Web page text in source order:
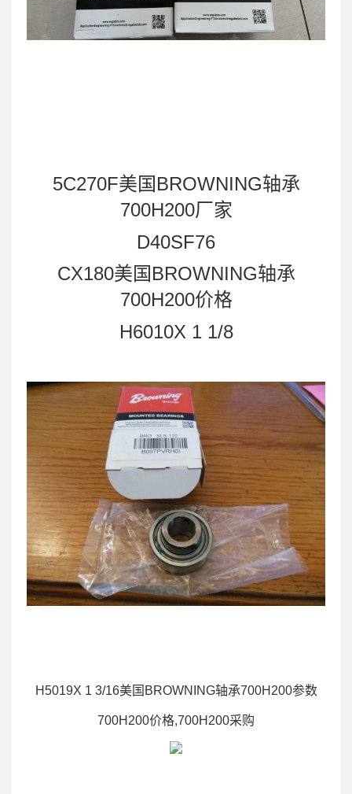
5C270F美国BROWNING轴承
700H200厂家
D40SF76
CX180美国BROWNING轴承
700H200价格
H6010X 1 1/8
H5019X 1 3/16美国BROWNING轴承700H200参数
700H200价格,700H200采购